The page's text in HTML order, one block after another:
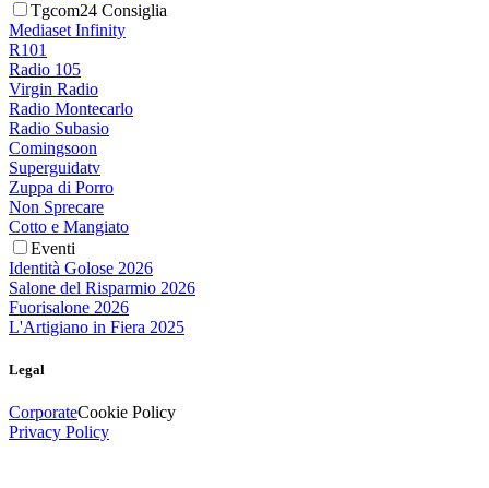
Tgcom24 Consiglia
Mediaset Infinity
R101
Radio 105
Virgin Radio
Radio Montecarlo
Radio Subasio
Comingsoon
Superguidatv
Zuppa di Porro
Non Sprecare
Cotto e Mangiato
Eventi
Identità Golose 2026
Salone del Risparmio 2026
Fuorisalone 2026
L'Artigiano in Fiera 2025
Legal
CorporateCookie Policy
Privacy Policy